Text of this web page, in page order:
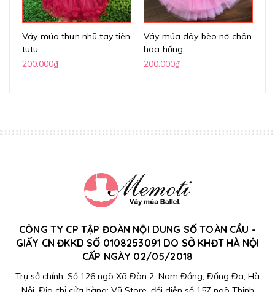
Váy múa thun nhũ tay tiên
tutu
200.000₫
Váy múa dây bèo nơ chân
hoa hồng
200.000₫
CÔNG TY CP TẬP ĐOÀN NỘI DUNG SỐ TOÀN CẦU -
GIẤY CN ĐKKD SỐ 0108253091 DO SỞ KHĐT HÀ NỘI
CẤP NGÀY 02/05/2018
Trụ sở chính: Số 126 ngõ Xã Đàn 2, Nam Đồng, Đống Đa, Hà